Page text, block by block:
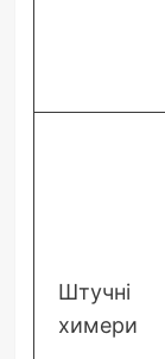
Штучні
химери